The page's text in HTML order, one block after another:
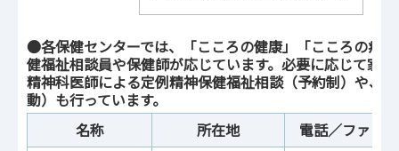
●各保健センターでは、「こころの健康」「こころの病
健福祉相談員や保健師が応じています。必要に応じて家
精神科医師による定例精神保健福祉相談（予約制）や、
動）も行っています。
名称
所在地 電話／ファッ